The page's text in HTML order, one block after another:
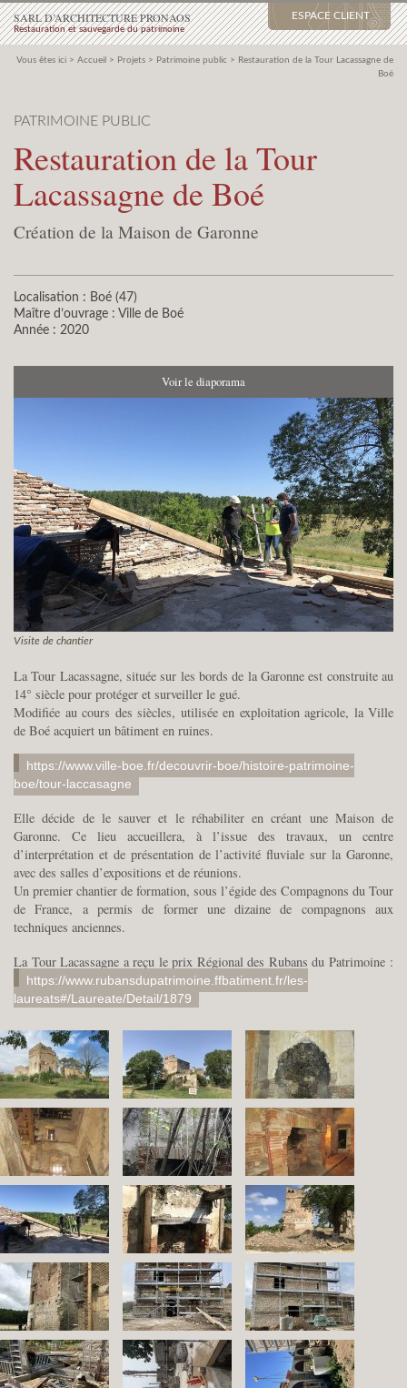
ESPACE CLIENT
SARL D’ARCHITECTURE PRONAOS
Restauration et sauvegarde du patrimoine
Vous êtes ici > Accueil > Projets > Patrimoine public > Restauration de la Tour Lacassagne de
Boé
PATRIMOINE PUBLIC
Restauration de la Tour
Lacassagne de Boé
Création de la Maison de Garonne
Localisation : Boé (47)
Maître d’ouvrage : Ville de Boé
Année : 2020
Voir le diaporama
Visite de chantier
La Tour Lacassagne, située sur les bords de la Garonne est construite au
14° siècle pour protéger et surveiller le gué.
Modifiée au cours des siècles, utilisée en exploitation agricole, la Ville
de Boé acquiert un bâtiment en ruines.
https://www.ville-boe.fr/decouvrir-boe/histoire-patrimoine-
boe/tour-laccasagne
Elle décide de le sauver et le réhabiliter en créant une Maison de
Garonne. Ce lieu accueillera, à l’issue des travaux, un centre
d’interprétation et de présentation de l’activité fluviale sur la Garonne,
avec des salles d’expositions et de réunions.
Un premier chantier de formation, sous l’égide des Compagnons du Tour
de France, a permis de former une dizaine de compagnons aux
techniques anciennes.
La Tour Lacassagne a reçu le prix Régional des Rubans du Patrimoine :
https://www.rubansdupatrimoine.ffbatiment.fr/les-
laureats#/Laureate/Detail/1879